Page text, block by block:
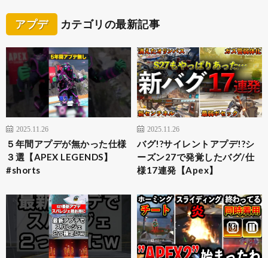
アプデ カテゴリの最新記事
2025.11.26
５年間アプデが無かった仕様
３選【APEX LEGENDS】
#shorts
2025.11.26
バグ!?サイレントアプデ!?シ
ーズン27で発覚したバグ/仕
様17連発【Apex】